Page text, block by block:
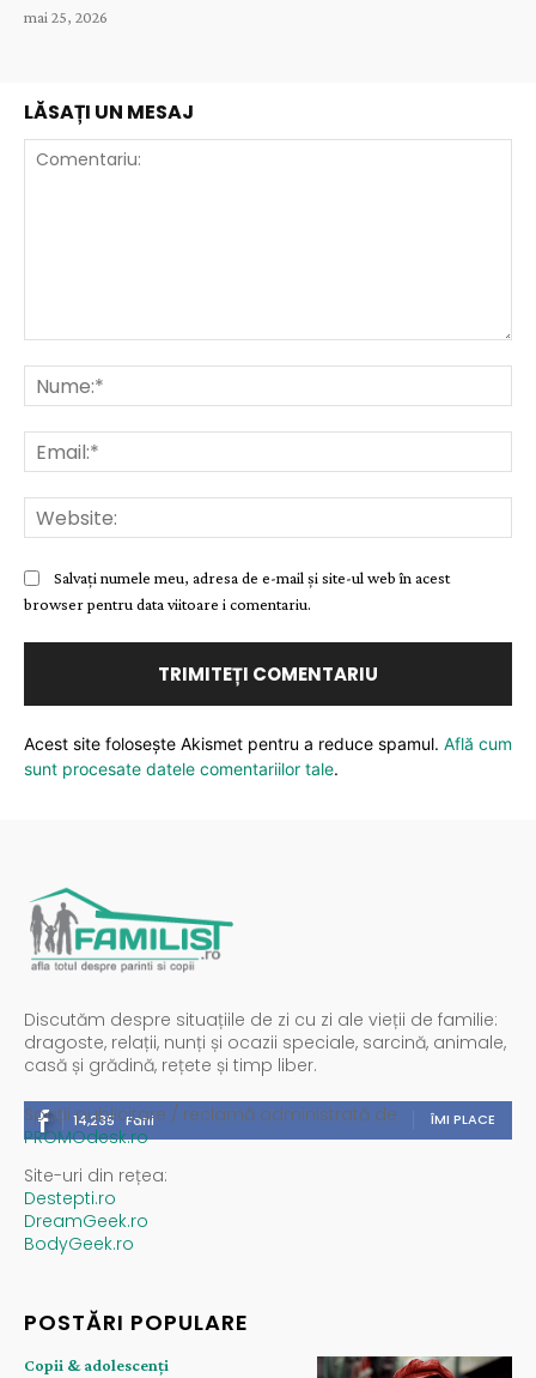
mai 25, 2026
LĂSAȚI UN MESAJ
Salvați numele meu, adresa de e-mail și site-ul web în acest
browser pentru data viitoare i comentariu.
Acest site folosește Akismet pentru a reduce spamul. Află cum
sunt procesate datele comentariilor tale.
Discutăm despre situațiile de zi cu zi ale vieții de familie:
dragoste, relații, nunți și ocazii speciale, sarcină, animale,
casă și grădină, rețete și timp liber.
14,235 Fani ÎMI PLACE
Spații publicitare / reclamă administrată de
PROMOdesk.ro
Site-uri din rețea:
Destepti.ro
DreamGeek.ro
BodyGeek.ro
POSTĂRI POPULARE
Copii & adolescenți